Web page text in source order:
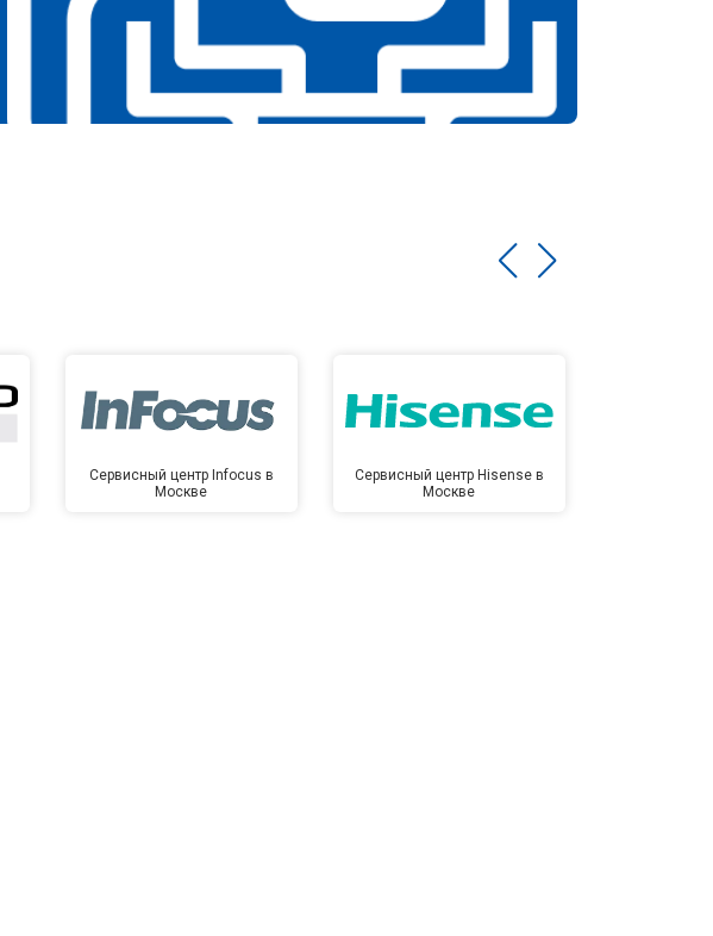
Сервисный центр Infocus в
Москве
Сервисный центр Hisense в
Москве